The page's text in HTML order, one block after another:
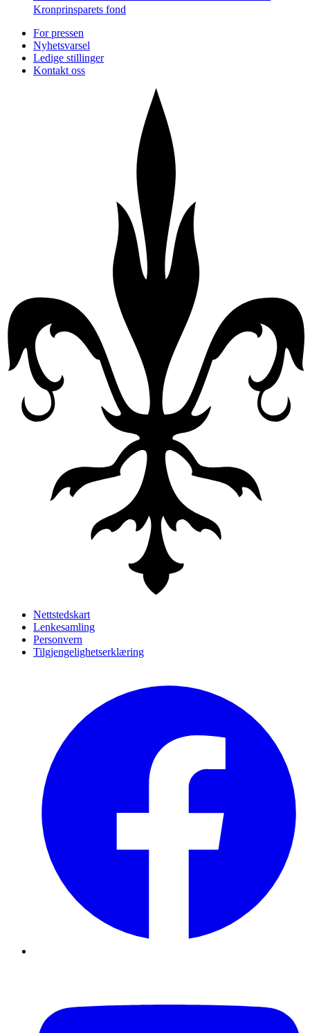
Kronprinsparets fond
For pressen
Nyhetsvarsel
Ledige stillinger
Kontakt oss
Nettstedskart
Lenkesamling
Personvern
Tilgjengelighetserklæring